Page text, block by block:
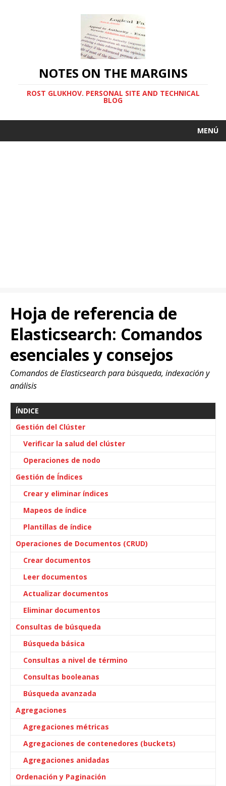
NOTES ON THE MARGINS
ROST GLUKHOV. PERSONAL SITE AND TECHNICAL
BLOG
MENÚ
Hoja de referencia de
Elasticsearch: Comandos
esenciales y consejos
Comandos de Elasticsearch para búsqueda, indexación y
análisis
ÍNDICE
Gestión del Clúster
Verificar la salud del clúster
Operaciones de nodo
Gestión de Índices
Crear y eliminar índices
Mapeos de índice
Plantillas de índice
Operaciones de Documentos (CRUD)
Crear documentos
Leer documentos
Actualizar documentos
Eliminar documentos
Consultas de búsqueda
Búsqueda básica
Consultas a nivel de término
Consultas booleanas
Búsqueda avanzada
Agregaciones
Agregaciones métricas
Agregaciones de contenedores (buckets)
Agregaciones anidadas
Ordenación y Paginación